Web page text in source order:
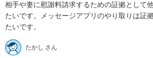
相手や妻に慰謝料請求するための証拠として
たいです。メッセージアプリのやり取りは証
たいです。
たかし さん